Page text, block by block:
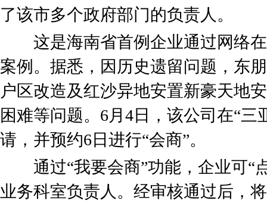
了该市多个政府部门的负责人。
这是海南省首例企业通过网络在
案例。据悉，因历史遗留问题，东
户区改造及红沙异地安置新豪天地
困难等问题。6月4日，该公司在“三
请，并预约6日进行“会商”。
通过“我要会商”功能，企业可“
业务科室负责人。经审核通过后，